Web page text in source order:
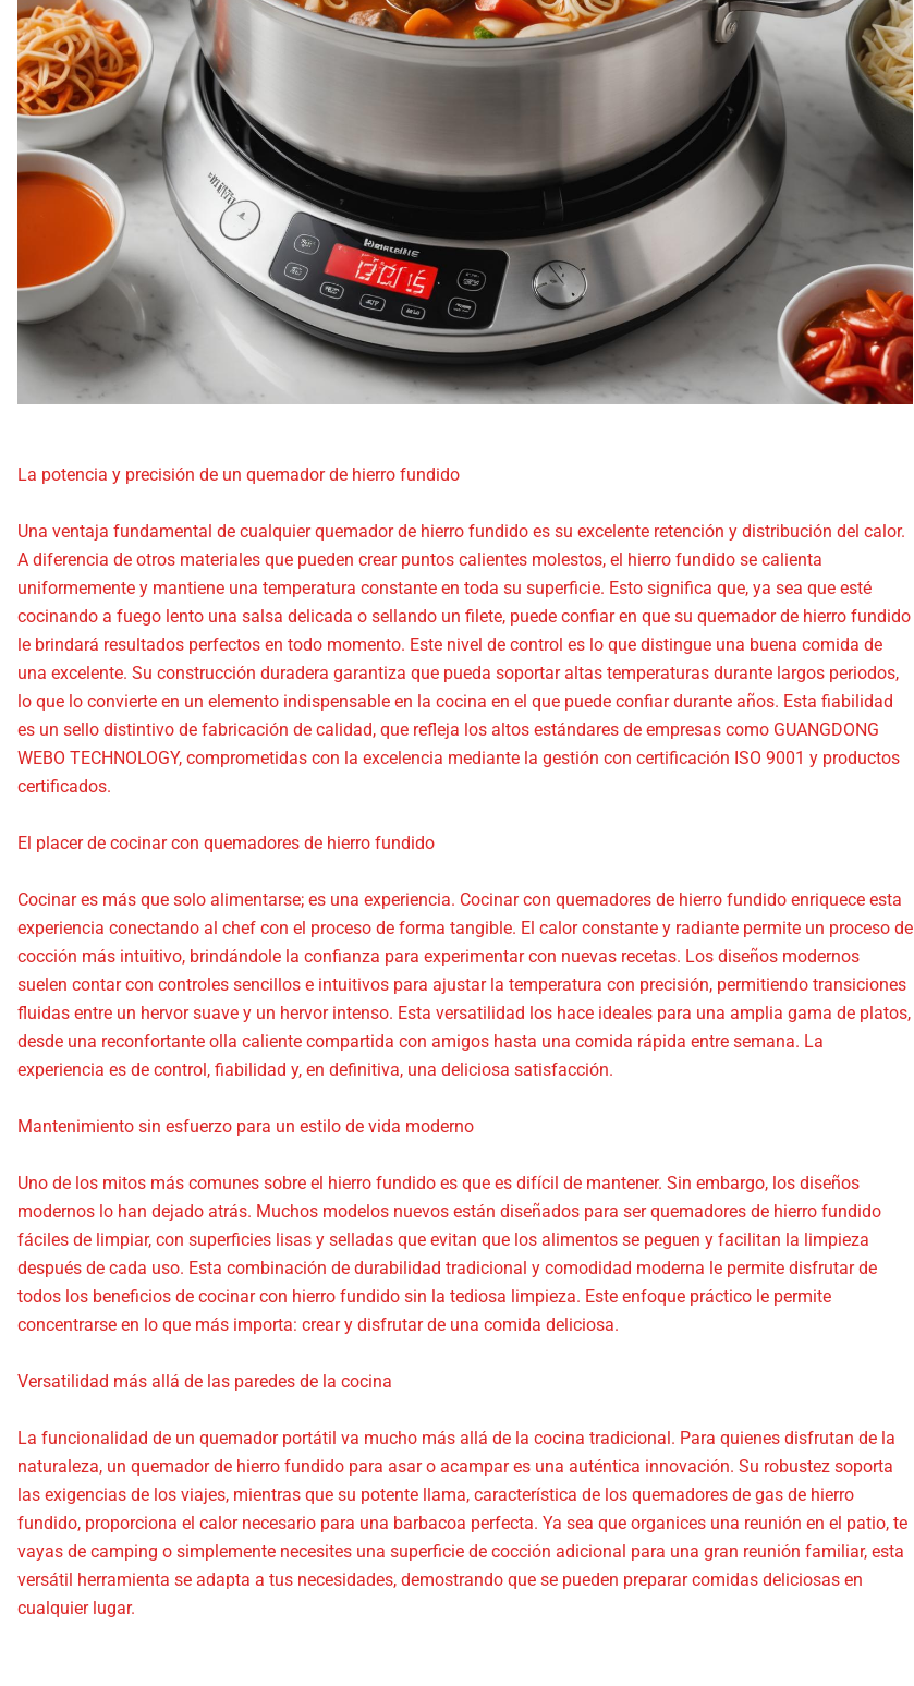
La potencia y precisión de un quemador de hierro fundido
Una ventaja fundamental de cualquier quemador de hierro fundido es su excelente retención y distribución del calor.
A diferencia de otros materiales que pueden crear puntos calientes molestos, el hierro fundido se calienta
uniformemente y mantiene una temperatura constante en toda su superficie. Esto significa que, ya sea que esté
cocinando a fuego lento una salsa delicada o sellando un filete, puede confiar en que su quemador de hierro fundido
le brindará resultados perfectos en todo momento. Este nivel de control es lo que distingue una buena comida de
una excelente. Su construcción duradera garantiza que pueda soportar altas temperaturas durante largos periodos,
lo que lo convierte en un elemento indispensable en la cocina en el que puede confiar durante años. Esta fiabilidad
es un sello distintivo de fabricación de calidad, que refleja los altos estándares de empresas como GUANGDONG
WEBO TECHNOLOGY, comprometidas con la excelencia mediante la gestión con certificación ISO 9001 y productos
certificados.
El placer de cocinar con quemadores de hierro fundido
Cocinar es más que solo alimentarse; es una experiencia. Cocinar con quemadores de hierro fundido enriquece esta
experiencia conectando al chef con el proceso de forma tangible. El calor constante y radiante permite un proceso de
cocción más intuitivo, brindándole la confianza para experimentar con nuevas recetas. Los diseños modernos
suelen contar con controles sencillos e intuitivos para ajustar la temperatura con precisión, permitiendo transiciones
fluidas entre un hervor suave y un hervor intenso. Esta versatilidad los hace ideales para una amplia gama de platos,
desde una reconfortante olla caliente compartida con amigos hasta una comida rápida entre semana. La
experiencia es de control, fiabilidad y, en definitiva, una deliciosa satisfacción.
Mantenimiento sin esfuerzo para un estilo de vida moderno
Uno de los mitos más comunes sobre el hierro fundido es que es difícil de mantener. Sin embargo, los diseños
modernos lo han dejado atrás. Muchos modelos nuevos están diseñados para ser quemadores de hierro fundido
fáciles de limpiar, con superficies lisas y selladas que evitan que los alimentos se peguen y facilitan la limpieza
después de cada uso. Esta combinación de durabilidad tradicional y comodidad moderna le permite disfrutar de
todos los beneficios de cocinar con hierro fundido sin la tediosa limpieza. Este enfoque práctico le permite
concentrarse en lo que más importa: crear y disfrutar de una comida deliciosa.
Versatilidad más allá de las paredes de la cocina
La funcionalidad de un quemador portátil va mucho más allá de la cocina tradicional. Para quienes disfrutan de la
naturaleza, un quemador de hierro fundido para asar o acampar es una auténtica innovación. Su robustez soporta
las exigencias de los viajes, mientras que su potente llama, característica de los quemadores de gas de hierro
fundido, proporciona el calor necesario para una barbacoa perfecta. Ya sea que organices una reunión en el patio, te
vayas de camping o simplemente necesites una superficie de cocción adicional para una gran reunión familiar, esta
versátil herramienta se adapta a tus necesidades, demostrando que se pueden preparar comidas deliciosas en
cualquier lugar.